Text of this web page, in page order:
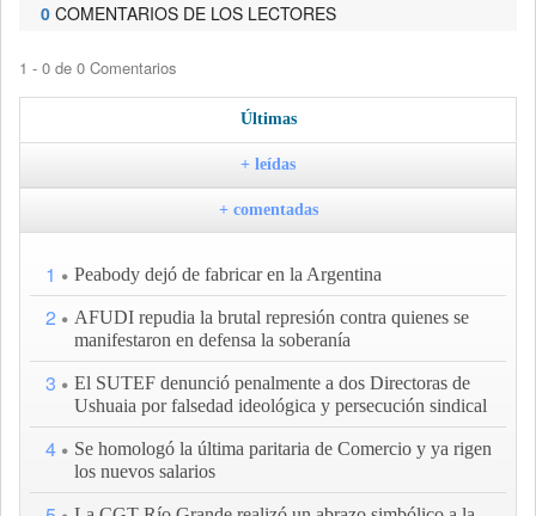
0 COMENTARIOS DE LOS LECTORES
1 - 0 de 0 Comentarios
Últimas
+ leídas
+ comentadas
1 Peabody dejó de fabricar en la Argentina
2
AFUDI repudia la brutal represión contra quienes se
manifestaron en defensa la soberanía
3
El SUTEF denunció penalmente a dos Directoras de
Ushuaia por falsedad ideológica y persecución sindical
4
Se homologó la última paritaria de Comercio y ya rigen
los nuevos salarios